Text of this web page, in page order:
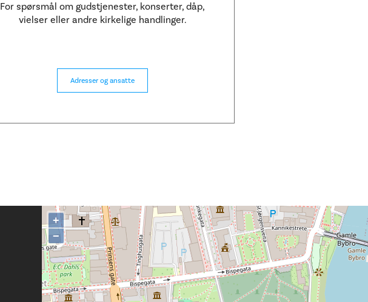
For spørsmål om gudstjenester, konserter, dåp,
vielser eller andre kirkelige handlinger.
Adresser og ansatte
+
−